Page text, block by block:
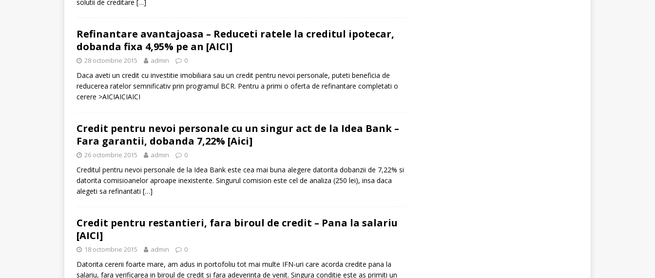
solutii de creditare […]
Refinantare avantajoasa – Reduceti ratele la creditul ipotecar,
dobanda fixa 4,95% pe an [AICI]
28 octombrie 2015 admin 0
Daca aveti un credit cu investitie imobiliara sau un credit pentru nevoi personale, puteti beneficia de
reducerea ratelor semnificativ prin programul BCR. Pentru a primi o oferta de refinantare completati o
cerere >AICIAICIAICI
Credit pentru nevoi personale cu un singur act de la Idea Bank –
Fara garantii, dobanda 7,22% [Aici]
26 octombrie 2015 admin 0
Creditul pentru nevoi personale de la Idea Bank este cea mai buna alegere datorita dobanzii de 7,22% si
datorita comisioanelor aproape inexistente. Singurul comision este cel de analiza (250 lei), insa daca
alegeti sa refinantati […]
Credit pentru restantieri, fara biroul de credit – Pana la salariu
[AICI]
18 octombrie 2015 admin 0
Datorita cererii foarte mare, am adus in portofoliu tot mai multe IFN-uri care acorda credite pana la
salariu, fara verificarea in biroul de credit si fara adeverinta de venit. Singura conditie este as primiti un